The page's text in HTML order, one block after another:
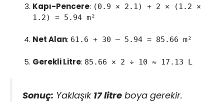
Kapı-Pencere: (0.9 × 2.1) + 2 × (1.2 ×
1.2) = 5.94 m²
Net Alan: 61.6 + 30 – 5.94 = 85.66 m²
Gerekli Litre: 85.66 × 2 ÷ 10 ≈ 17.13 L
Sonuç: Yaklaşık 17 litre boya gerekir.